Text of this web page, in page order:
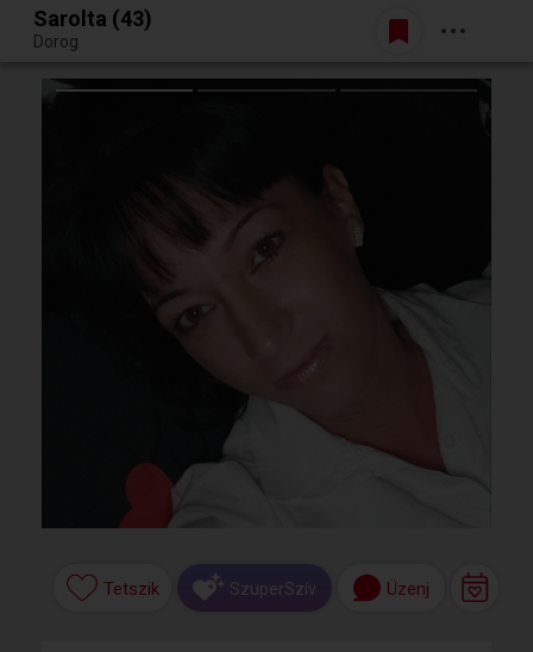
Egy jó randiból bármi lehet.
Belépés
Sarolta (43)
Dorog
Tetszik SzuperSzív Üzenj